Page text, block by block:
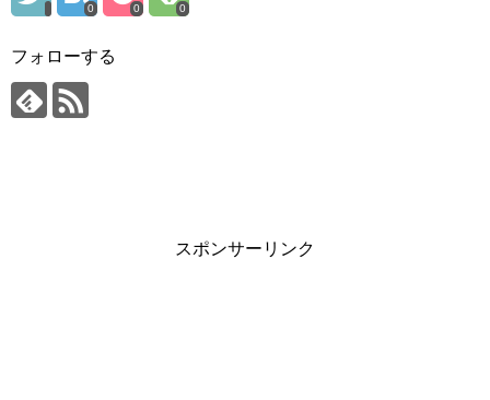
0 0 0
フォローする
スポンサーリンク